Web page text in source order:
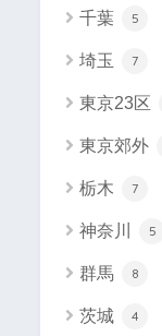
千葉 5
埼玉 7
東京23区
東京郊外
栃木 7
神奈川 5
群馬 8
茨城 4